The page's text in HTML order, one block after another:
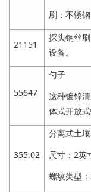
刷：不锈钢
21151
探头钢丝
设备。
55647
勺子
这种镀锌
体式开放
355.02
分离式土
尺寸：2英
螺纹类型